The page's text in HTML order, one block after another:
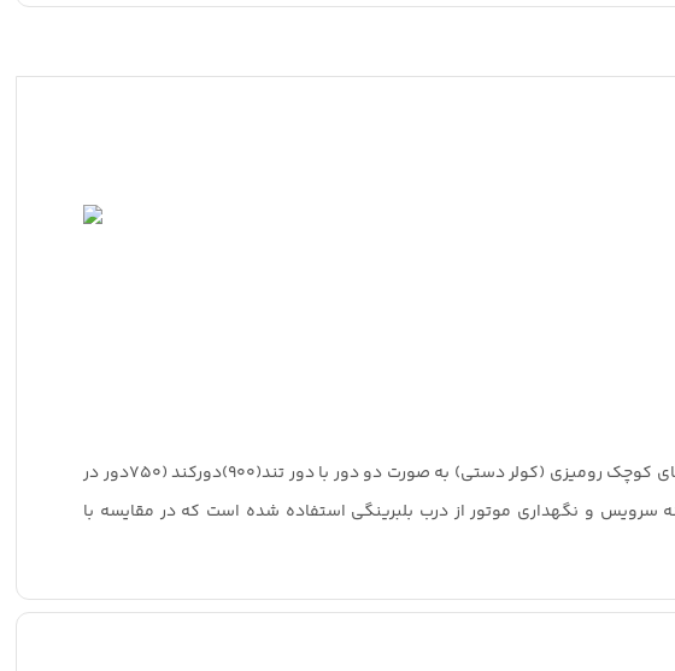
الکتروصنعت ری تولید کننده انواع الکتروموتورهای کولر آبی این بار محصول خود را در قدرت 1/8 اسب بخار مخصوص کولرهای کوچک رومیزی (کولر دستی) به صورت دو دور با دور تند(900)دورکند (750دور در
کردن هزینه سرویس و نگهداری موتور از درب بلبرینگی استفاده شده است که در مقایسه با